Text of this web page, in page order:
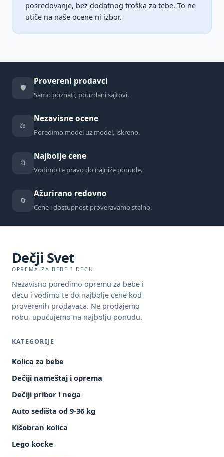
posredovanje, bez dodatnog troška za tebe. To ne
utiče na naše ocene ni izbor.
🛡️
Provereni prodavci
Samo poznati, pouzdani sajtovi.
⚖️
Nezavisne ocene
Poredimo model uz model, iskreno.
🔖
Najbolje cene
Vodimo te pravo do najniže ponude.
🔄
Ažurirano redovno
Cene i dostupnost proveravamo stalno.
Dečji Svet
OPREMA ZA BEBE I DECU
Nezavisno poredimo opremu za bebe i
decu i vodimo te do najbolje cene kod
proverenih prodavaca. Ne prodajemo
robu, upućujemo na najbolju ponudu.
KATEGORIJE
Kolica za bebe
Dečiji nameštaj i oprema
Dečiji pribor i nega
Auto sedišta od 9-36 kg
Kišobran kolica
Lego kocke